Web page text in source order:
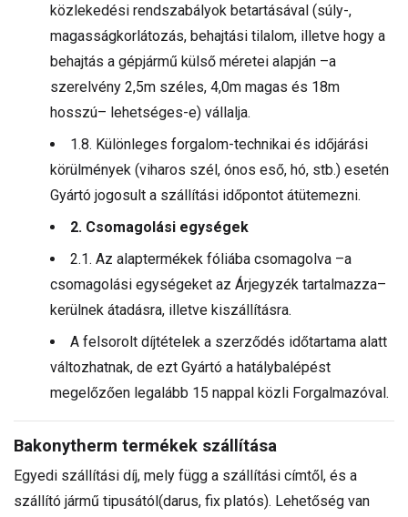
közlekedési rendszabályok betartásával (súly-,
magasságkorlátozás, behajtási tilalom, illetve hogy a
behajtás a gépjármű külső méretei alapján –a
szerelvény 2,5m széles, 4,0m magas és 18m
hosszú– lehetséges-e) vállalja.
1.8. Különleges forgalom-technikai és időjárási
körülmények (viharos szél, ónos eső, hó, stb.) esetén
Gyártó jogosult a szállítási időpontot átütemezni.
2. Csomagolási egységek
2.1. Az alaptermékek fóliába csomagolva –a
csomagolási egységeket az Árjegyzék tartalmazza–
kerülnek átadásra, illetve kiszállításra.
A felsorolt díjtételek a szerződés időtartama alatt
változhatnak, de ezt Gyártó a hatálybalépést
megelőzően legalább 15 nappal közli Forgalmazóval.
Bakonytherm termékek szállítása
Egyedi szállítási díj, mely függ a szállítási címtől, és a
szállító jármű tipusától(darus, fix platós). Lehetőség van